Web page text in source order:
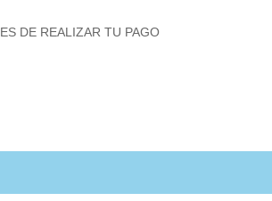
DE REALIZAR TU PAGO